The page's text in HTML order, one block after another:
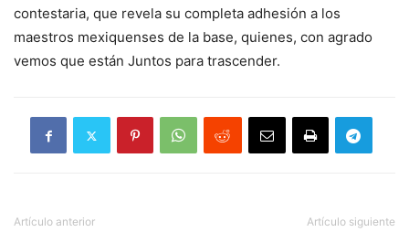
contestaria, que revela su completa adhesión a los
maestros mexiquenses de la base, quienes, con agrado
vemos que están Juntos para trascender.
Artículo anterior Artículo siguiente